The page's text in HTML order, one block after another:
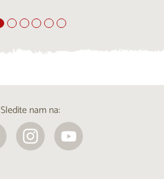
Sledite nam na: